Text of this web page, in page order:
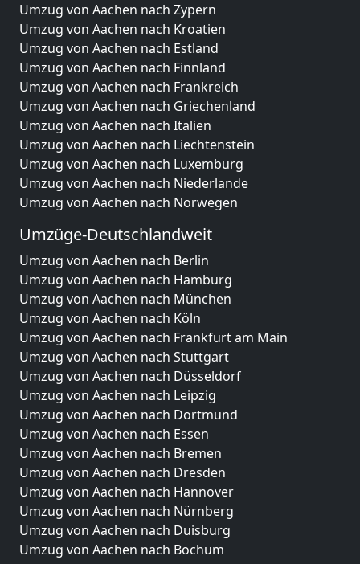
Umzug von Aachen nach Zypern
Umzug von Aachen nach Kroatien
Umzug von Aachen nach Estland
Umzug von Aachen nach Finnland
Umzug von Aachen nach Frankreich
Umzug von Aachen nach Griechenland
Umzug von Aachen nach Italien
Umzug von Aachen nach Liechtenstein
Umzug von Aachen nach Luxemburg
Umzug von Aachen nach Niederlande
Umzug von Aachen nach Norwegen
Umzüge-Deutschlandweit
Umzug von Aachen nach Berlin
Umzug von Aachen nach Hamburg
Umzug von Aachen nach München
Umzug von Aachen nach Köln
Umzug von Aachen nach Frankfurt am Main
Umzug von Aachen nach Stuttgart
Umzug von Aachen nach Düsseldorf
Umzug von Aachen nach Leipzig
Umzug von Aachen nach Dortmund
Umzug von Aachen nach Essen
Umzug von Aachen nach Bremen
Umzug von Aachen nach Dresden
Umzug von Aachen nach Hannover
Umzug von Aachen nach Nürnberg
Umzug von Aachen nach Duisburg
Umzug von Aachen nach Bochum